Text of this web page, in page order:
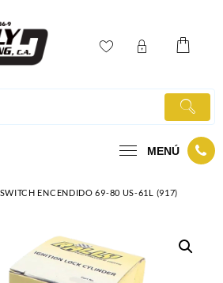
MENÚ
ENCENDIDO 69-80 US-61L (917)